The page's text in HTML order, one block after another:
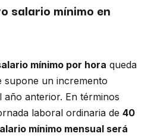
salario mínimo en
mínimo por hora queda
supone un incremento
año anterior. En términos
laboral ordinaria de 40
mínimo mensual será